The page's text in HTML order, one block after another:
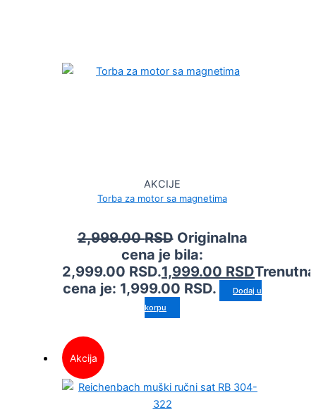
AKCIJE
Torba za motor sa magnetima
2,999.00RSD Originalna
cena je bila:
2,999.00 RSD.1,999.00 RSDTrenutna
cena je: 1,999.00 RSD.
Dodaj u
korpu
Akcija